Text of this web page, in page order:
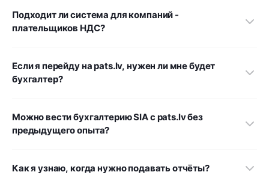
Подходит ли система для компаний -
плательщиков НДС?
Если я перейду на pats.lv, нужен ли мне будет
бухгалтер?
Можно вести бухгалтерию SIA с pats.lv без
предыдущего опыта?
Как я узнаю, когда нужно подавать отчёты?